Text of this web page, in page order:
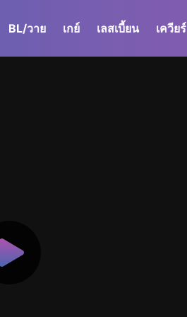
BL/วาย เกย์ เลสเบี้ยน เควียร์